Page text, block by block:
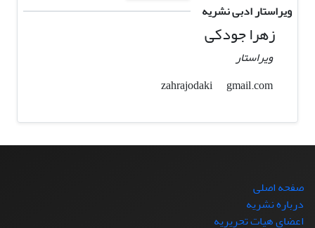
ویراستار ادبی نشریه
زهرا جودکی
ویراستار
gmail.com
صفحه اصلی
درباره نشریه
اعضای هیات تحریریه